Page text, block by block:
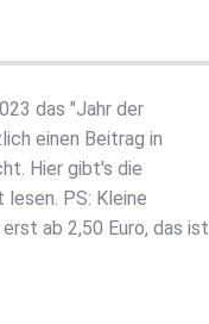
das "Jahr der
einen Beitrag in
Hier gibt's die
PS: Kleine
ab 2,50 Euro, das ist